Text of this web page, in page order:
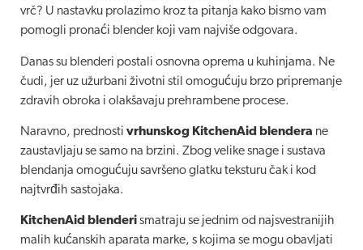
vrč? U nastavku prolazimo kroz ta pitanja kako bismo vam
pomogli pronaći blender koji vam najviše odgovara.
Danas su blenderi postali osnovna oprema u kuhinjama. Ne
čudi, jer uz užurbani životni stil omogućuju brzo pripremanje
zdravih obroka i olakšavaju prehrambene procese.
Naravno, prednosti vrhunskog KitchenAid blendera ne
zaustavljaju se samo na brzini. Zbog velike snage i sustava
blendanja omogućuju savršeno glatku teksturu čak i kod
najtvrđih sastojaka.
KitchenAid blenderismatraju se jednim od najsvestranijih
malih kućanskih aparata marke, s kojima se mogu obavljati